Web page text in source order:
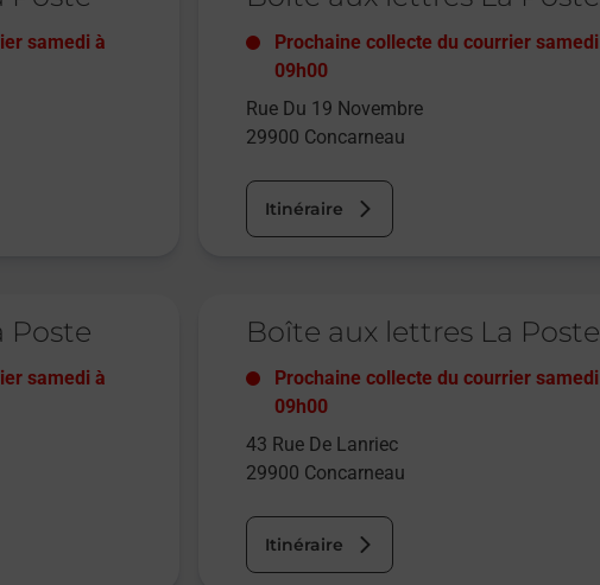
samedi à
Prochaine collecte du courrier samedi
09h00
Rue Du 19 Novembre
29900 Concarneau
Itinéraire
Poste
samedi à
Boîte aux lettres La Poste
Prochaine collecte du courrier samedi
09h00
43 Rue De Lanriec
29900 Concarneau
Itinéraire